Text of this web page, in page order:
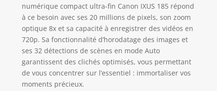
numérique compact ultra-fin Canon IXUS 185 répond
à ce besoin avec ses 20 millions de pixels, son zoom
optique 8x et sa capacité à enregistrer des vidéos en
720p. Sa fonctionnalité d’horodatage des images et
ses 32 détections de scènes en mode Auto
garantissent des clichés optimisés, vous permettant
de vous concentrer sur l’essentiel : immortaliser vos
moments précieux.